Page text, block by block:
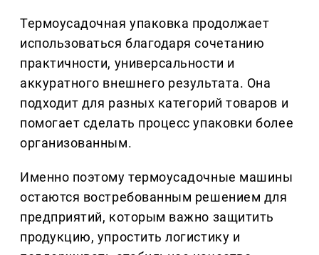
Термоусадочная упаковка продолжает
использоваться благодаря сочетанию
практичности, универсальности и
аккуратного внешнего результата. Она
подходит для разных категорий товаров и
помогает сделать процесс упаковки более
организованным.
Именно поэтому термоусадочные машины
остаются востребованным решением для
предприятий, которым важно защитить
продукцию, упростить логистику и